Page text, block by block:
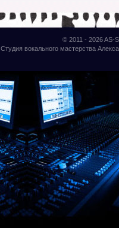
© 2011 - 2026AS-
Студия вокального мастерства